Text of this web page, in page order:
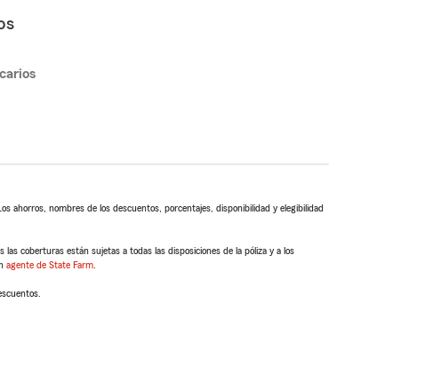
ahorros, nombres de los descuentos, porcentajes, disponibilidad y elegibilidad
coberturas están sujetas a todas las disposiciones de la póliza y a los
agente de State Farm